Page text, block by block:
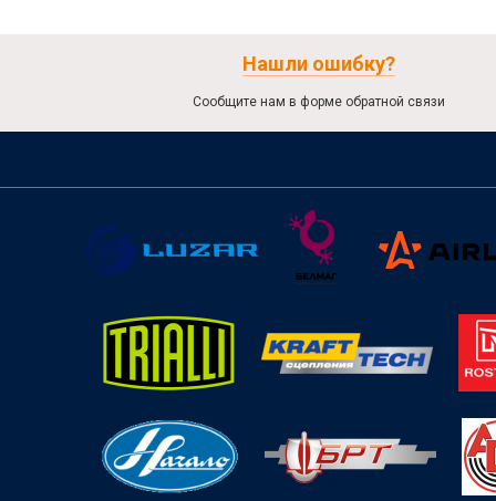
Нашли ошибку?
Сообщите нам в форме обратной связи